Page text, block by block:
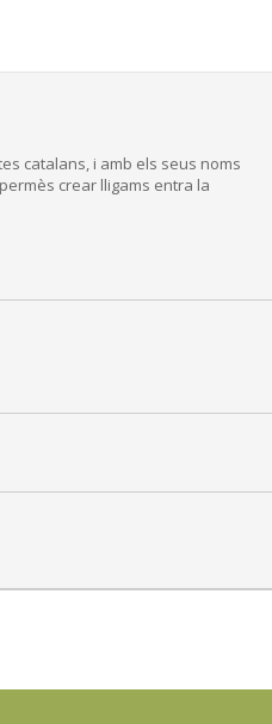
catalans, i amb els seus noms
crear lligams entra la